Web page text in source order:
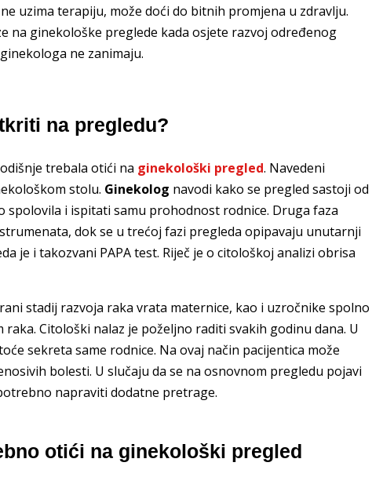
ne uzima terapiju, može doći do bitnih promjena u zdravlju.
na ginekološke preglede kada osjete razvoj određenog
ne zanimaju.
na pregledu?
trebala otići na ginekološki pregled. Navedeni
stolu. Ginekolog navodi kako se pregled sastoji od
spolovila i ispitati samu prohodnost rodnice. Druga faza
dok se u trećoj fazi pregleda opipavaju unutarnji
je i takozvani PAPA test. Riječ je o citološkoj analizi obrisa
stadij razvoja raka vrata maternice, kao i uzročnike spolno
Citološki nalaz je poželjno raditi svakih godinu dana. U
sekreta same rodnice. Na ovaj način pacijentica može
bolesti. U slučaju da se na osnovnom pregledu pojavi
napraviti dodatne pretrage.
otići na ginekološki pregled